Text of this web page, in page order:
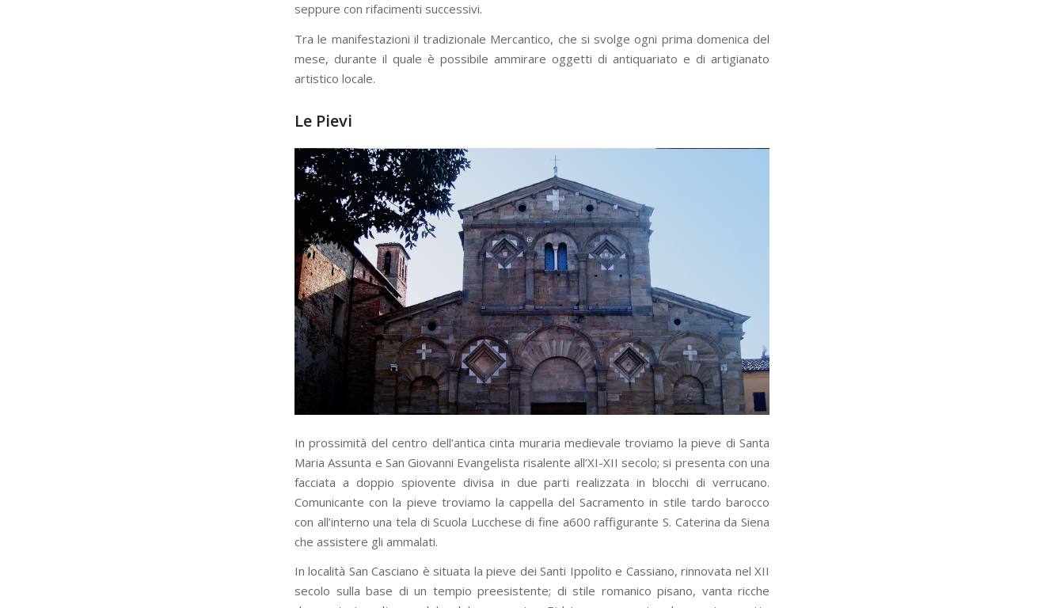
seppure con rifacimenti successivi.
Tra le manifestazioni il tradizionale Mercantico, che si svolge ogni prima domenica del
mese, durante il quale è possibile ammirare oggetti di antiquariato e di artigianato
artistico locale.
Le Pievi
In prossimità del centro dell’antica cinta muraria medievale troviamo la pieve di Santa
Maria Assunta e San Giovanni Evangelista risalente all’XI-XII secolo; si presenta con una
facciata a doppio spiovente divisa in due parti realizzata in blocchi di verrucano.
Comunicante con la pieve troviamo la cappella del Sacramento in stile tardo barocco
con all’interno una tela di Scuola Lucchese di fine a600 raffigurante S. Caterina da Siena
che assistere gli ammalati.
In località San Casciano è situata la pieve dei Santi Ippolito e Cassiano, rinnovata nel XII
secolo sulla base di un tempio preesistente; di stile romanico pisano, vanta ricche